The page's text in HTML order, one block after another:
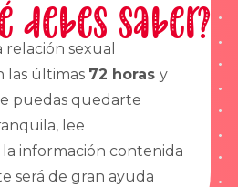
debes saber?
sexual
las últimas 72 horas y
puedas quedarte
lee
información contenida
será de gran ayuda